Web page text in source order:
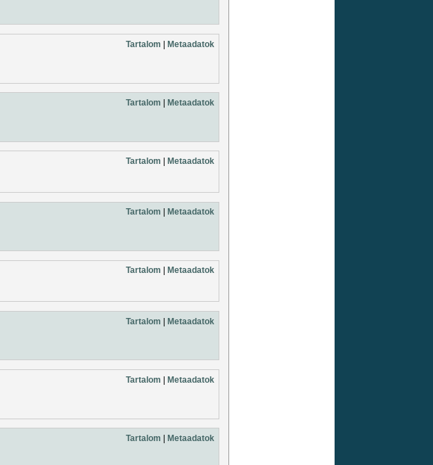
Tartalom | Metaadatok
Tartalom Metaadatok
Tartalom Metaadatok
Tartalom Metaadatok
Tartalom Metaadatok
Tartalom | Metaadatok
Tartalom | Metaadatok
Tartalom Metaadatok